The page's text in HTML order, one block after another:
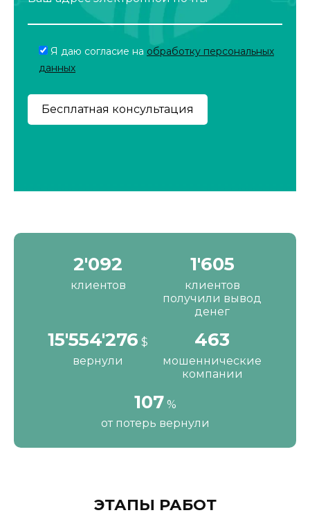
Я даю согласие на обработку персональных
данных
2'190
клиентов
1'680
клиентов
получили вывод
денег
16'287'200 $
вернули
484
мошеннические
компании
111 %
от потерь вернули
ЭТАПЫ РАБОТ